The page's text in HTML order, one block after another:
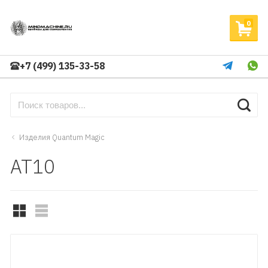
0
+7 (499) 135-33-58
Изделия Quantum Magic
АТ10